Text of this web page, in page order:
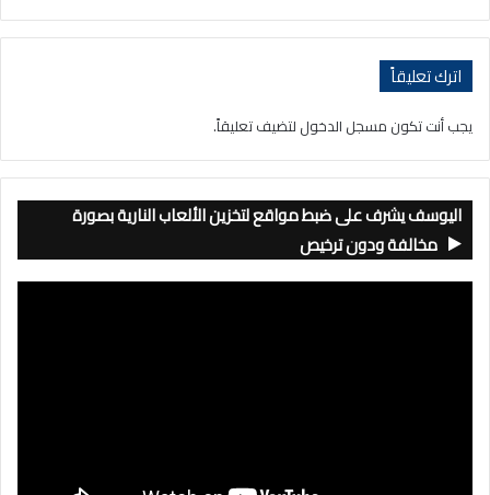
اترك تعليقاً
يجب أنت تكون مسجل الدخول لتضيف تعليقاً.
اليوسف يشرف على ضبط مواقع لتخزين الألعاب النارية بصورة
مخالفة ودون ترخيص